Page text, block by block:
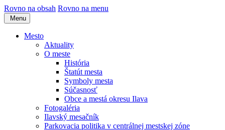
Rovno na obsah Rovno na menu
Menu
Mesto
Aktuality
O meste
História
Štatút mesta
Symboly mesta
Súčasnosť
Obce a mestá okresu Ilava
Fotogaléria
Ilavský mesačník
Parkovacia politika v centrálnej mestskej zóne